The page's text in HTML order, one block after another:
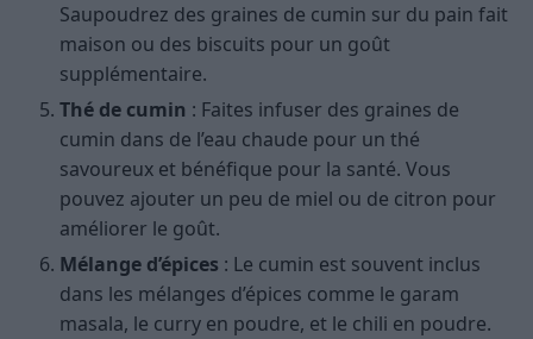
Saupoudrez des graines de cumin sur du pain fait
maison ou des biscuits pour un goût
supplémentaire.
Thé de cumin : Faites infuser des graines de
cumin dans de l’eau chaude pour un thé
savoureux et bénéfique pour la santé. Vous
pouvez ajouter un peu de miel ou de citron pour
améliorer le goût.
Mélange d’épices : Le cumin est souvent inclus
dans les mélanges d’épices comme le garam
masala, le curry en poudre, et le chili en poudre.